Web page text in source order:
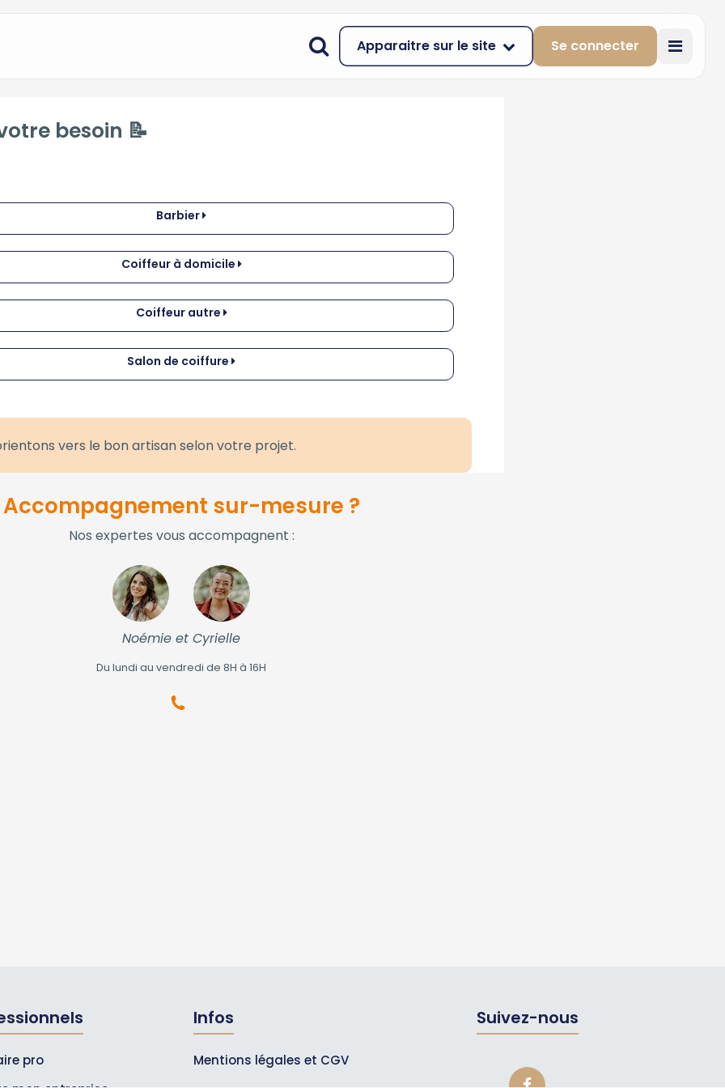
Apparaitre sur le site Se connecter
besoin 📝
Barbier
Coiffeur à domicile
Coiffeur autre
Salon de coiffure
vers le bon artisan selon votre projet.
Accompagnement sur-mesure ?
Nos expertes vous accompagnent :
Noémie et Cyrielle
Du lundi au vendredi de 8H à 16H
pro
Infos
Mentions légales et CGV
Suivez-nous